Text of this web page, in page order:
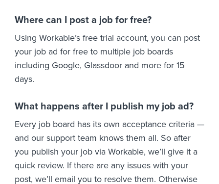
Where can I post a job for free?
Using Workable’s free trial account, you can post
your job ad for free to multiple job boards
including Google, Glassdoor and more for 15
days.
What happens after I publish my job ad?
Every job board has its own acceptance criteria —
and our support team knows them all. So after
you publish your job via Workable, we’ll give it a
quick review. If there are any issues with your
post, we’ll email you to resolve them. Otherwise